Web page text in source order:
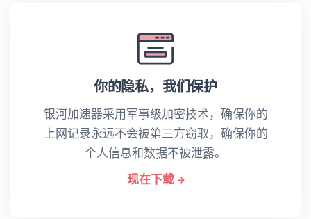
你的隐私，我们保护
银河加速器采用军事级加密技术，确保你的
上网记录永远不会被第三方窃取，确保你的
个人信息和数据不被泄露。
现在下载